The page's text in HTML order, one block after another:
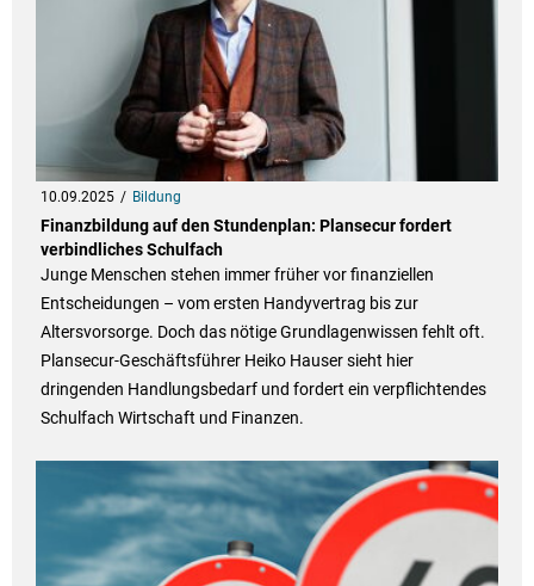
10.09.2025 Bildung
Finanzbildung auf den Stundenplan: Plansecur fordert
verbindliches Schulfach
Junge Menschen stehen immer früher vor finanziellen
Entscheidungen – vom ersten Handyvertrag bis zur
Altersvorsorge. Doch das nötige Grundlagenwissen fehlt oft.
Plansecur-Geschäftsführer Heiko Hauser sieht hier
dringenden Handlungsbedarf und fordert ein verpflichtendes
Schulfach Wirtschaft und Finanzen.